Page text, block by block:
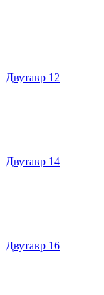
Двутавр 12
Двутавр 14
Двутавр 16